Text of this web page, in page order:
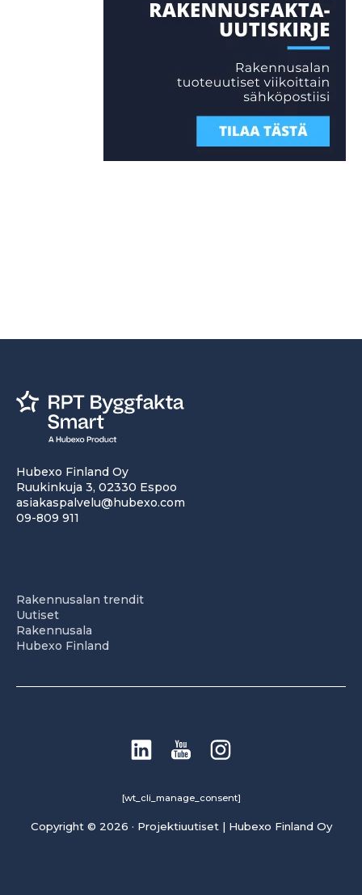
Hubexo Finland Oy
Ruukinkuja 3, 02330 Espoo
asiakaspalvelu@hubexo.com
09-809 911
Rakennusalan trendit
Uutiset
Rakennusala
Hubexo Finland
[wt_cli_manage_consent]
Copyright © 2026 · Projektiuutiset | Hubexo Finland Oy